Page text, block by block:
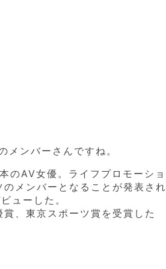
メンバーさんですね。
AV女優。ライフプロモーショ
メンバーとなることが発表され
ューした。
、東京スポーツ賞を受賞した